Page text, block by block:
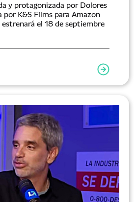
y protagonizada por Dolores
por K&S Films para Amazon
el 18 de septiembre